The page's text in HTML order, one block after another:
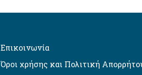
Επικοινωνία
Όροι χρήσης και Πολιτική